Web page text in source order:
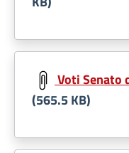
Voti Senato
(565.5 KB)